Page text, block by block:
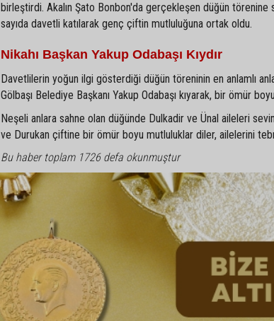
birleştirdi. Akalın Şato Bonbon'da gerçekleşen düğün törenine
sayıda davetli katılarak genç çiftin mutluluğuna ortak oldu.
Nikahı Başkan Yakup Odabaşı Kıydır
Davetlilerin yoğun ilgi gösterdiği düğün töreninin en anlamlı
Gölbaşı Belediye Başkanı Yakup Odabaşı kıyarak, bir ömür
Neşeli anlara sahne olan düğünde Dulkadir ve Ünal aileleri
ve Durukan çiftine bir ömür boyu mutluluklar diler, ailelerini
Bu haber toplam 1726 defa okunmuştur